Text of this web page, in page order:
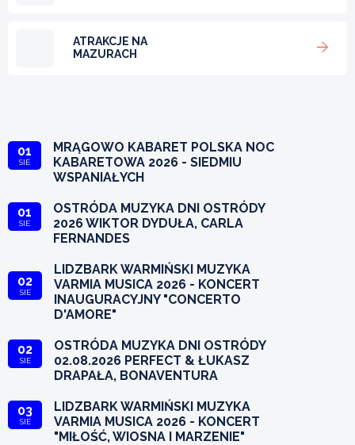
ATRAKCJE NA
MAZURACH
01
SIE
MRĄGOWO KABARET POLSKA NOC
KABARETOWA 2026 - SIEDMIU
WSPANIAŁYCH
01
SIE
OSTRÓDA MUZYKA DNI OSTRÓDY
2026 WIKTOR DYDUŁA, CARLA
FERNANDES
02
SIE
LIDZBARK WARMIŃSKI MUZYKA
VARMIA MUSICA 2026 - KONCERT
INAUGURACYJNY "CONCERTO
D'AMORE"
02
SIE
OSTRÓDA MUZYKA DNI OSTRÓDY
02.08.2026 PERFECT & ŁUKASZ
DRAPAŁA, BONAVENTURA
03
SIE
LIDZBARK WARMIŃSKI MUZYKA
VARMIA MUSICA 2026 - KONCERT
"MIŁOŚĆ, WIOSNA I MARZENIE"